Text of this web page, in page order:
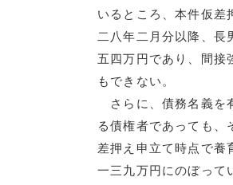
いるところ、本件仮差
二八年二月分以降、長
五四万円であり、間接
もできない。
さらに、債務名義を
る債権者であっても、
差押え申立て時点で養
一三九万円にのぼって